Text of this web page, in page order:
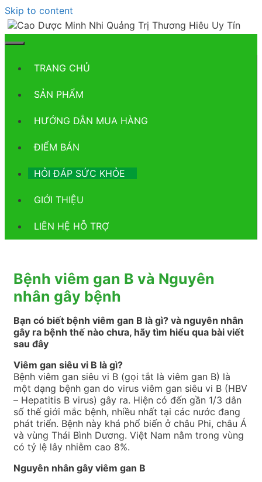
Skip to content
TRANG CHỦ
SẢN PHẨM
HƯỚNG DẪN MUA HÀNG
ĐIỂM BÁN
HỎI ĐÁP SỨC KHỎE
GIỚI THIỆU
LIÊN HỆ HỖ TRỢ
Bệnh viêm gan B và Nguyên
nhân gây bệnh
Bạn có biết bệnh viêm gan B là gì? và nguyên nhân
gây ra bệnh thế nào chưa, hãy tìm hiểu qua bài viết
sau đây
Viêm gan siêu vi B là gì?
Bệnh viêm gan siêu vi B (gọi tắt là viêm gan B) là
một dạng bệnh gan do virus viêm gan siêu vi B (HBV
– Hepatitis B virus) gây ra. Hiện có đến gần 1/3 dân
số thế giới mắc bệnh, nhiều nhất tại các nước đang
phát triển. Bệnh này khá phổ biến ở châu Phi, châu Á
và vùng Thái Bình Dương. Việt Nam nằm trong vùng
có tỷ lệ lây nhiễm cao 8%.
Nguyên nhân gây viêm gan B